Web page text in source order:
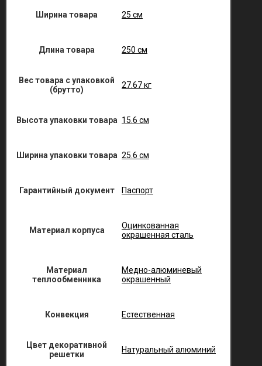
Ширина товара 25 см
Длина товара 250 см
Вес товара с упаковкой
(брутто)
27.67 кг
Высота упаковки товара 15.6 см
Ширина упаковки товара 25.6 см
Гарантийный документ Паспорт
Материал корпуса
Оцинкованная
окрашенная сталь
Материал
теплообменника
Медно-алюминевый
окрашенный
Конвекция Естественная
Цвет декоративной
решетки
Натуральный алюминий